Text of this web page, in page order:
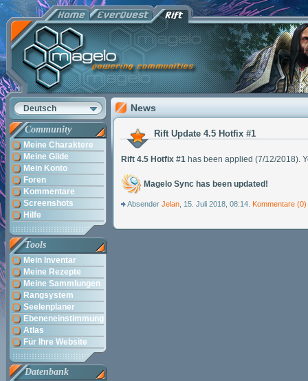
Deutsch
Community
Meine Charaktere
Meine Gilde
Mein Konto
Foren
Kommentare
Screenshots
Hilfe
Tools
Mein Inventar
Meine Rezepte
Meine Sammlungen
Rangsystem
Seelenplaner
Ebeneneinstimmung
Atlas
Für Ihre Website
Datenbank
News
Rift Update 4.5 Hotfix #1
Rift 4.5 Hotfix #1 has been applied (7/12/2018).
Magelo Sync has been updated!
Absender Jelan , 15. Juli 2018, 08:14. Kommentare (0)